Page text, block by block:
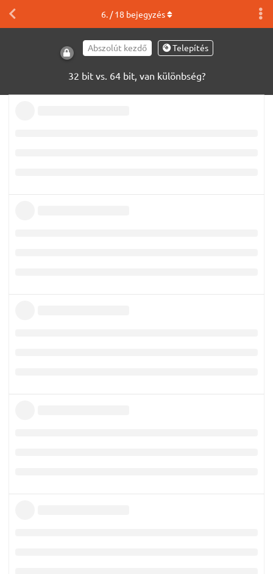
Abszolút kezdő Telepítés
32 bit vs. 64 bit, van különbség?
6. /18 bejegyzés